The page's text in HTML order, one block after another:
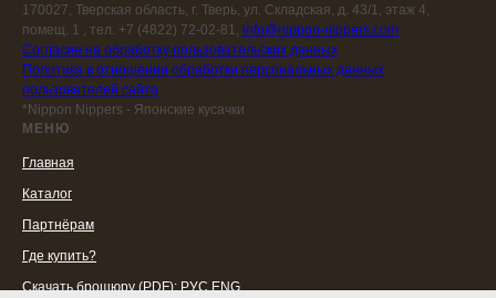
170027, Тверская область, г. Тверь, ул. Складская, д. 43/1, этаж 4,
помещ. 1 , тел. +7 (4822) 72-02-81, info@nippon-nippers.com
Согласие на обработку пользовательских данных
Политика в отношении обработки персональных данных
пользователей сайта
*Nippon Nippers - Японские кусачки
МЕНЮ
Главная
Каталог
Партнёрам
Где купить?
Скачать брошюру (PDF):РУС ENG